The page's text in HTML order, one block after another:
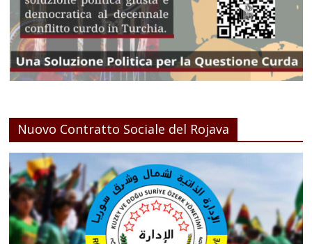
Nuovo Contratto Sociale del Rojava